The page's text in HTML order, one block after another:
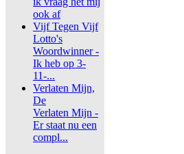
ook af
Vijf Tegen Vijf
Lotto's
Woordwinner -
Ik heb op 3-
11-...
Verlaten Mijn,
De
Verlaten Mijn -
Er staat nu een
compl...